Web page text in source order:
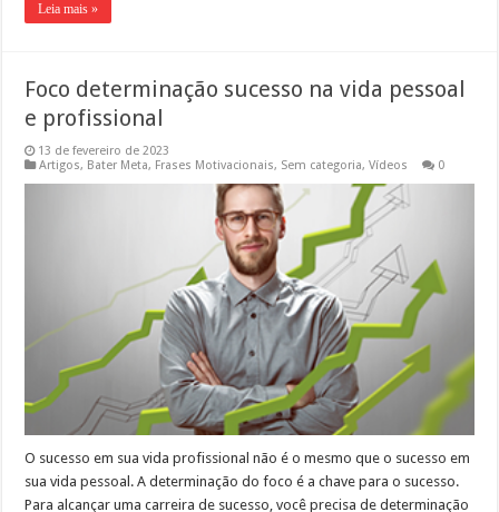
Leia mais »
Foco determinação sucesso na vida pessoal
e profissional
13 de fevereiro de 2023
Artigos, Bater Meta, Frases Motivacionais, Sem categoria,Vídeos 0
O sucesso em sua vida profissional não é o mesmo que o sucesso em
sua vida pessoal. A determinação do foco é a chave para o sucesso.
Para alcançar uma carreira de sucesso, você precisa de determinação